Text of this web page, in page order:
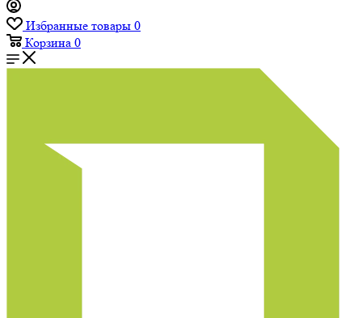
Избранные товары 0
Корзина 0